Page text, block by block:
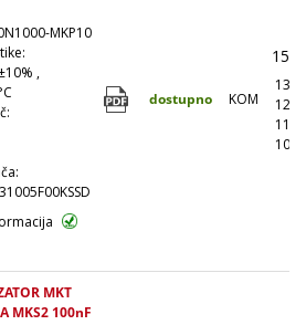
MKP10
,
dostupno KOM
MKT
MKS2 100nF